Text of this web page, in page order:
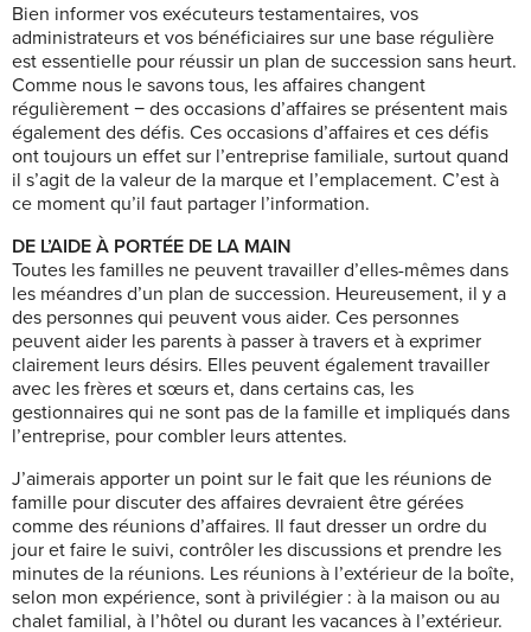
Bien informer vos exécuteurs testamentaires, vos
administrateurs et vos bénéficiaires sur une base régulière
est essentielle pour réussir un plan de succession sans heurt.
Comme nous le savons tous, les affaires changent
régulièrement − des occasions d’affaires se présentent mais
également des défis. Ces occasions d’affaires et ces défis
ont toujours un effet sur ​​l’entreprise familiale, surtout quand
il s’agit de la valeur de la marque et l’emplacement. C’est à
ce moment qu’il faut partager l’information.
DE L’AIDE À PORTÉE DE LA MAIN
Toutes les familles ne peuvent travailler d’elles-mêmes dans
les méandres d’un plan de succession. Heureusement, il y a
des personnes qui peuvent vous aider. Ces personnes
peuvent aider les parents à passer à travers et à exprimer
clairement leurs désirs. Elles peuvent également travailler
avec les frères et sœurs et, dans certains cas, les
gestionnaires qui ne sont pas de la famille et impliqués dans
l’entreprise, pour combler leurs attentes.
J’aimerais apporter un point sur le fait que les réunions de
famille pour discuter des affaires devraient être gérées
comme des réunions d’affaires. Il faut dresser un ordre du
jour et faire le suivi, contrôler les discussions et prendre les
minutes de la réunions. Les réunions à l’extérieur de la boîte,
selon mon expérience, sont à privilégier : à la maison ou au
chalet familial, à l’hôtel ou durant les vacances à l’extérieur.